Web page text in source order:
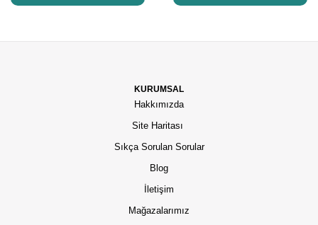
KURUMSAL
Hakkımızda
Site Haritası
Sıkça Sorulan Sorular
Blog
İletişim
Mağazalarımız